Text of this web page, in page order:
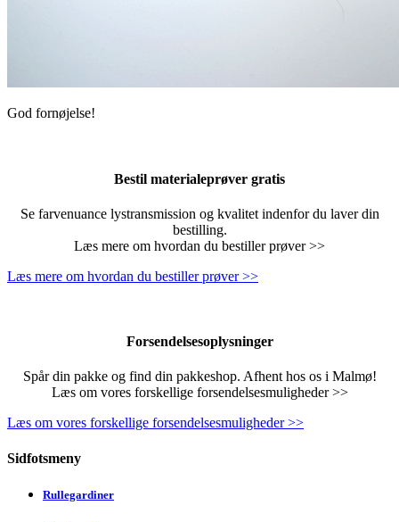
God fornøjelse!
Bestil materialeprøver gratis
Se farvenuance lystransmission og kvalitet indenfor du laver din
bestilling.
Læs mere om hvordan du bestiller prøver >>
Læs mere om hvordan du bestiller prøver >>
Forsendelsesoplysninger
Spår din pakke og find din pakkeshop. Afhent hos os i Malmø!
Læs om vores forskellige forsendelsesmuligheder >>
Læs om vores forskellige forsendelsesmuligheder >>
Sidfotsmeny
Rullegardiner